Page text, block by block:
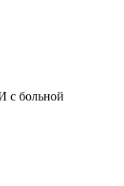
с больной